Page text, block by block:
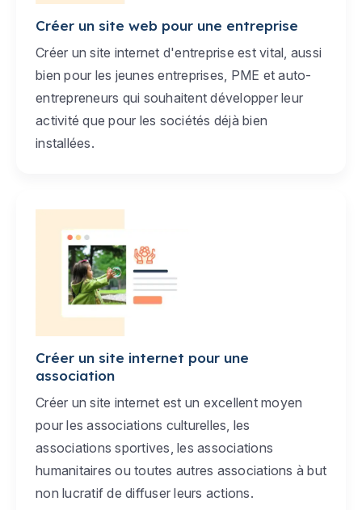
Créer un site web pour une entreprise
Créer un site internet d'entreprise est vital, aussi
bien pour les jeunes entreprises, PME et auto-
entrepreneurs qui souhaitent développer leur
activité que pour les sociétés déjà bien
installées.
Créer un site internet pour une
association
Créer un site internet est un excellent moyen
pour les associations culturelles, les
associations sportives, les associations
humanitaires ou toutes autres associations à but
non lucratif de diffuser leurs actions.